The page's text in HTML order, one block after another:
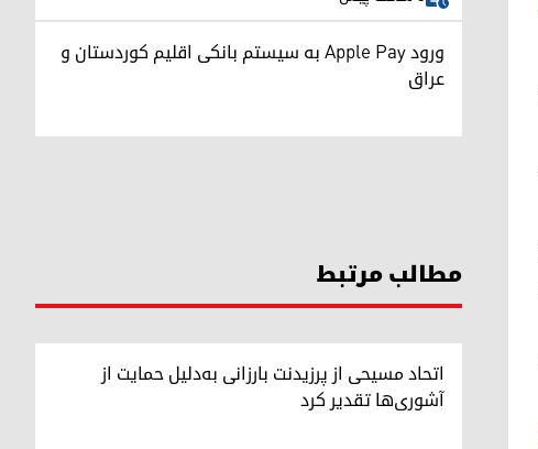
ورود Apple Pay به سیستم بانکی اقلیم کوردستان و
عراق
مطالب مرتبط
اتحاد مسیحی از پرزیدنت بارزانی به‌دلیل حمایت از
آشوری‌ها تقدیر کرد